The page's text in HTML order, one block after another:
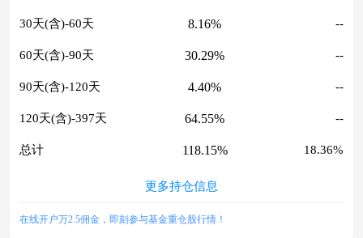
30天(含)-60天 8.16% --
60天(含)-90天 30.29% --
90天(含)-120天 4.40% --
120天(含)-397天 64.55% --
总计 118.15% 18.36%
更多持仓信息
在线开户万2.5佣金，即刻参与基金重仓股行情！